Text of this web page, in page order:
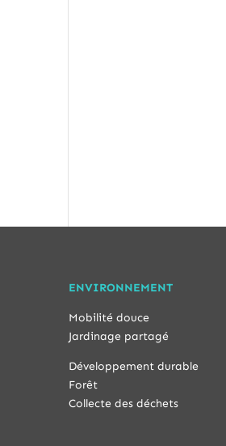
ENVIRONNEMENT
Mobilité douce
Jardinage partagé
Développement durable
Forêt
Collecte des déchets